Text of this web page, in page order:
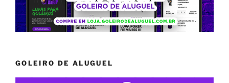
GOLEIRO DE ALUGUEL